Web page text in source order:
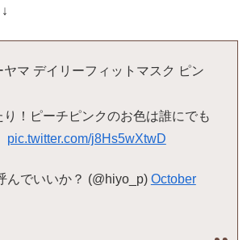
ヤマ デイリーフィットマスク ピン
り！ピーチピンクのお色は誰にでも
pic.twitter.com/j8Hs5wXtwD
でいいか？ (@hiyo_p) October